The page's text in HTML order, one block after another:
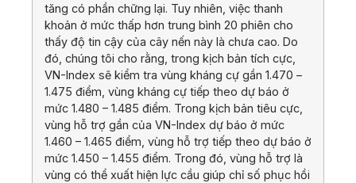
tăng có phần chững lại. Tuy nhiên, việc thanh
khoản ở mức thấp hơn trung bình 20 phiên cho
thấy độ tin cậy của cây nến này là chưa cao. Do
đó, chúng tôi cho rằng, trong kịch bản tích cực,
VN-Index sẽ kiểm tra vùng kháng cự gần 1.470 –
1.475 điểm, vùng kháng cự tiếp theo dự báo ở
mức 1.480 – 1.485 điểm. Trong kịch bản tiêu cực,
vùng hỗ trợ gần của VN-Index dự báo ở mức
1.460 – 1.465 điểm, vùng hỗ trợ tiếp theo dự báo ở
mức 1.450 – 1.455 điểm. Trong đó, vùng hỗ trợ là
vùng có thể xuất hiện lực cầu giúp chỉ số phục hồi